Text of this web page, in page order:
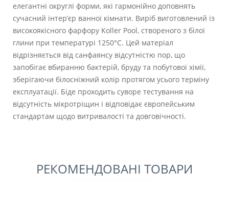
елегантні округлі форми, які гармонійно доповнять
сучасний інтер’єр ванної кімнати. Виріб виготовлений із
високоякісного фарфору Koller Pool, створеного з білої
глини при температурі 1250°C. Цей матеріал
відрізняється від санфаянсу відсутністю пор, що
запобігає вбиранню бактерій, бруду та побутової хімії,
зберігаючи білосніжний колір протягом усього терміну
експлуатації. Біде проходить суворе тестування на
відсутність мікротріщин і відповідає європейським
стандартам щодо витривалості та довговічності.
РЕКОМЕНДОВАНІ ТОВАРИ